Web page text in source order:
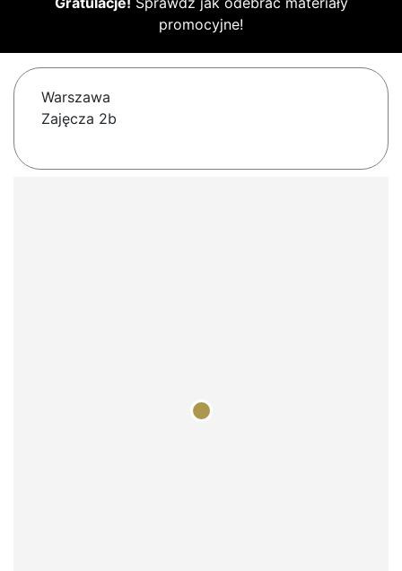
promocyjne!
Warszawa
Zajęcza 2b